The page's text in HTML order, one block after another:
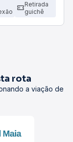
Retirada
guichê
rota
a viação de